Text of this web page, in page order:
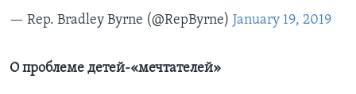
— Rep. Bradley Byrne (@RepByrne) January 19, 2019
О проблеме детей-«мечтателей»